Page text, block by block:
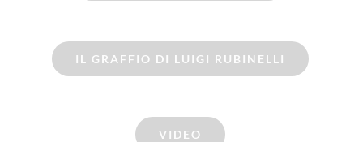
IL GRAFFIO DI LUIGI RUBINELLI
VIDEO